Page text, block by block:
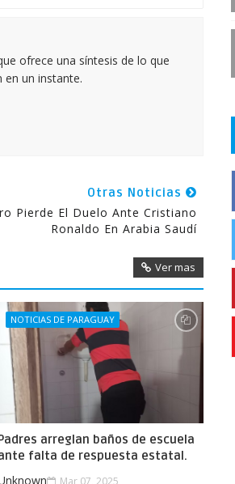
ofrece una síntesis de lo que
en un instante.
Otras Noticias
Pierde El Duelo Ante Cristiano
Ronaldo En Arabia Saudí
Ver mas
NOTICIAS DE PARAGUAY
arreglan baños de escuela
falta de respuesta estatal.
Mar 07, 2025